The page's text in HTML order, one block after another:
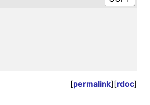
[permalink][rdoc]